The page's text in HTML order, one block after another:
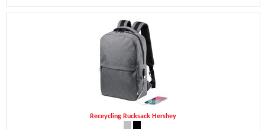
Receycling Rucksack Hershey